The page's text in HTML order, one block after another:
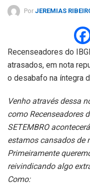
Por JEREMIAS
Recenseadores do
atrasados, em nota
o desabafo na íntegra
Venho através dessa
como Recenseadores
SETEMBRO
estamos cansados de
Primeiramente
reivindicando algo
Como: